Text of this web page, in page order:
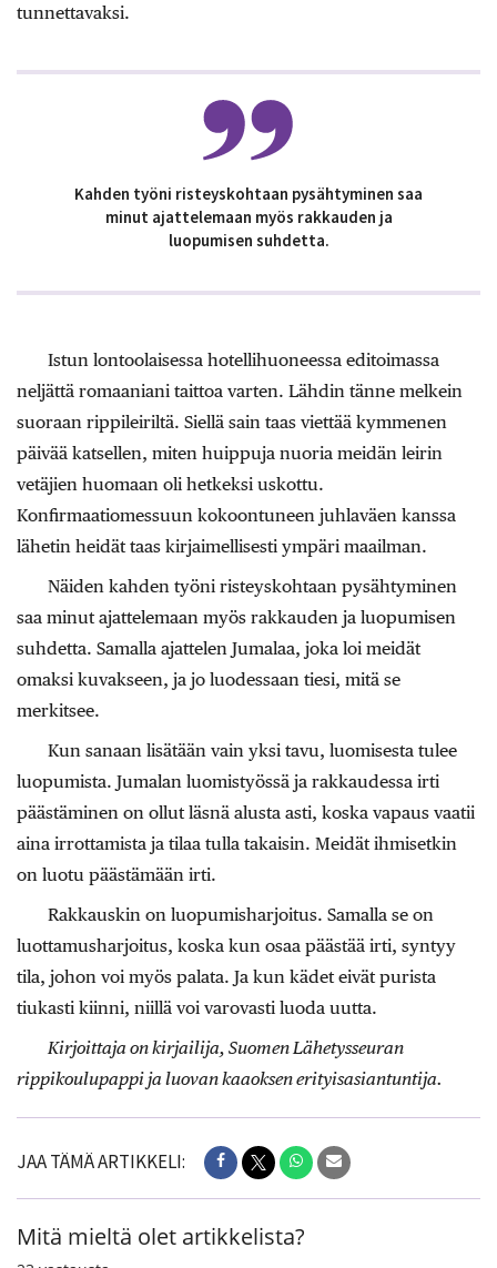
tunnettavaksi.
Kahden työni risteyskohtaan pysähtyminen saa
minut ajattelemaan myös rakkauden ja
luopumisen suhdetta.
Istun lontoolaisessa hotellihuoneessa editoimassa
neljättä romaaniani taittoa varten. Lähdin tänne melkein
suoraan rippileiriltä. Siellä sain taas viettää kymmenen
päivää katsellen, miten huippuja nuoria meidän leirin
vetäjien huomaan oli hetkeksi uskottu.
Konfirmaatiomessuun kokoontuneen juhlaväen kanssa
lähetin heidät taas kirjaimellisesti ympäri maailman.
Näiden kahden työni risteyskohtaan pysähtyminen
saa minut ajattelemaan myös rakkauden ja luopumisen
suhdetta. Samalla ajattelen Jumalaa, joka loi meidät
omaksi kuvakseen, ja jo luodessaan tiesi, mitä se
merkitsee.
Kun sanaan lisätään vain yksi tavu, luomisesta tulee
luopumista. Jumalan luomistyössä ja rakkaudessa irti
päästäminen on ollut läsnä alusta asti, koska vapaus vaatii
aina irrottamista ja tilaa tulla takaisin. Meidät ihmisetkin
on luotu päästämään irti.
Rakkauskin on luopumisharjoitus. Samalla se on
luottamusharjoitus, koska kun osaa päästää irti, syntyy
tila, johon voi myös palata. Ja kun kädet eivät purista
tiukasti kiinni, niillä voi varovasti luoda uutta.
Kirjoittaja on kirjailija, Suomen Lähetysseuran
rippikoulupappi ja luovan kaaoksen erityisasiantuntija.
JAA TÄMÄ ARTIKKELI:
Mitä mieltä olet artikkelista?